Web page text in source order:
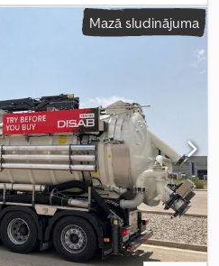
Mazā sludinājuma